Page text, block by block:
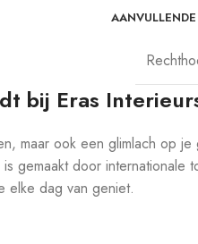
bij Eras
maar ook een glimlach op
gemaakt door
elke dag van geniet.